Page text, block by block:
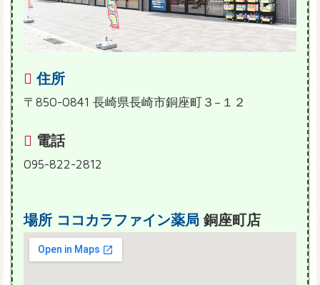
住所
〒850-0841 長崎県長崎市銅座町３−１２
電話
095-822-2812
場所 ココカラファイン薬局 銅座町店